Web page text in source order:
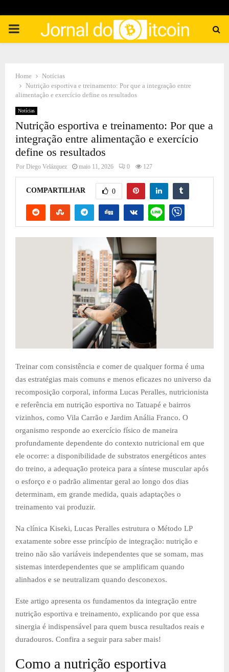
PRIMARY
Home
Notícias
Nutrição esportiva e treinamento: Por que a integração entre
alimentação e exercício define os resultados
Notícias
Nutrição esportiva e treinamento: Por que a
integração entre alimentação e exercício
define os resultados
Por Diego Velázquez maio 11, 2026 0 127
COMPARTILHAR 0
Treinar com consistência e comer de qualquer forma é uma
das estratégias mais comuns e menos eficazes no universo da
recomposição corporal, informa Lucas Peralles, nutricionista
e referência em nutrição esportiva no Tatuapé e bairros
vizinhos, como Vila Carrão e Jardim Anália Franco. O
organismo responde ao exercício físico de maneira
profundamente dependente do contexto nutricional em que
ele ocorre: a disponibilidade de substratos energéticos antes
do treino, a adequação proteica para a síntese muscular após
o esforço e o padrão alimentar geral ao longo dos dias
determinam, em grande medida, quais adaptações o
treinamento vai produzir.
Na clínica Kiseki, Lucas Peralles estrutura o Método LP
exatamente sobre esse princípio de integração: nutrição e
treino não são variáveis independentes que se somam, mas
sistemas interdependentes que se amplificam quando
alinhados e se neutralizam quando desconexos.
Este artigo apresenta os fundamentos da integração entre
nutrição esportiva e treinamento, explicando por que essa
sinergia é indispensável para quem busca resultados reais e
duradouros. Confira a seguir para saber mais!
Como a nutrição esportiva